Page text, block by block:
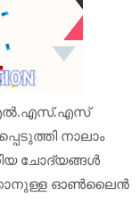
എൽ.എസ്.എസ്
നാലാം
ചോദ്യങ്ങൾ
ഓൺലൈൻ